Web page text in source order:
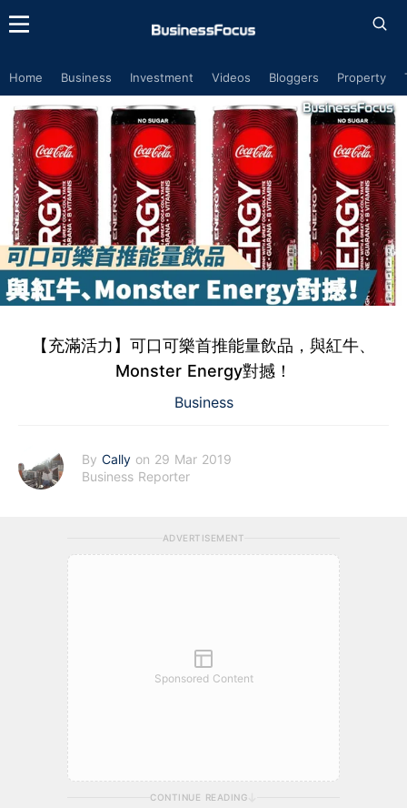
Home Business Investment Videos Bloggers Property
【充滿活力】可口可樂首推能量飲品，與紅牛、
Monster Energy對撼！
Business
By Cally on 29 Mar 2019
Business Reporter
ADVERTISEMENT
Sponsored Content
CONTINUE READING